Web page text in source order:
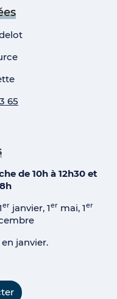
65
de 10h à 12h30 et
erjanvier, 1ermai, 1er
janvier.